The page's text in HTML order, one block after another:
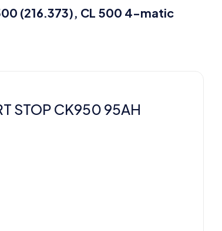
(216.373), CL 500 4-matic
STOP CK950 95AH